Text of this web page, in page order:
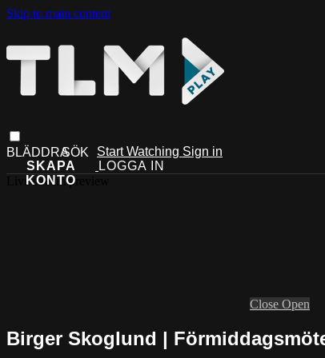
Skip to main content
Start Watching Sign in
Live stream preview
Close Open
Birger Skoglund |